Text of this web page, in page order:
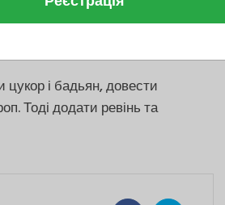
цукор і бадьян, довести
Тоді додати ревінь та